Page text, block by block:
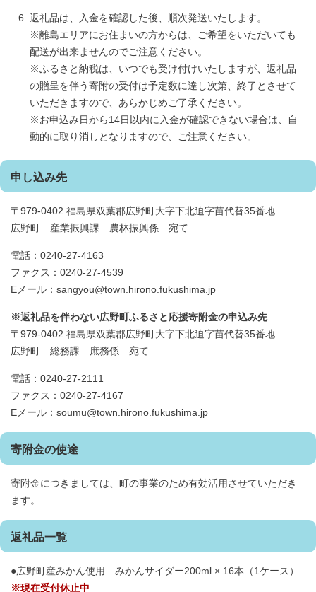
返礼品は、入金を確認した後、順次発送いたします。
※離島エリアにお住まいの方からは、ご希望をいただいても
配送が出来ませんのでご注意ください。
※ふるさと納税は、いつでも受け付けいたしますが、返礼品
の贈呈を伴う寄附の受付は予定数に達し次第、終了とさせて
いただきますので、あらかじめご了承ください。
※お申込み日から14日以内に入金が確認できない場合は、自
動的に取り消しとなりますので、ご注意ください。
申し込み先
〒979-0402 福島県双葉郡広野町大字下北迫字苗代替35番地
広野町 産業振興課 農林振興係 宛て
電話：0240-27-4163
ファクス：0240-27-4539
Eメール：sangyou@town.hirono.fukushima.jp
※返礼品を伴わない広野町ふるさと応援寄附金の申込み先
〒979-0402 福島県双葉郡広野町大字下北迫字苗代替35番地
広野町 総務課 庶務係 宛て
電話：0240-27-2111
ファクス：0240-27-4167
Eメール：soumu@town.hirono.fukushima.jp
寄附金の使途
寄附金につきましては、町の事業のため有効活用させていただき
ます。
返礼品一覧
●広野町産みかん使用 みかんサイダー200ml × 16本（1ケース）
※現在受付休止中